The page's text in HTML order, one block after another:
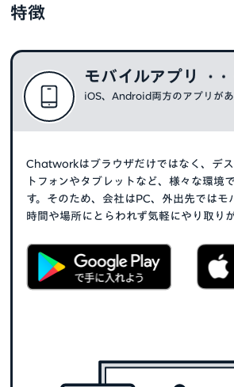
特徴
モバイルアプリ
iOS、Android両方のアプリがあ
Chatworkはブラウザだけではなく、デス
トフォンやタブレットなど、様々な環境
す。そのため、会社はPC、外出先ではモ
時間や場所にとらわれず気軽にやり取りが